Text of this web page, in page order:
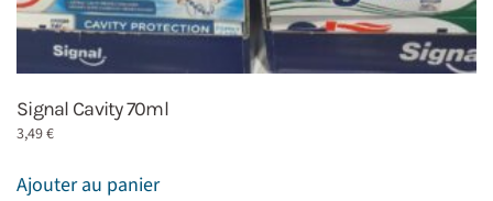
Signal Cavity 70ml
3,49€
Ajouter au panier